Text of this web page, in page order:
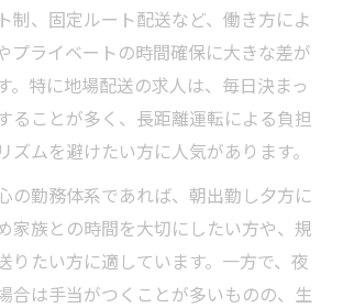
制、固定ルート配送など、働き方によ
プライベートの時間確保に大きな差が
。特に地場配送の求人は、毎日決まっ
ることが多く、長距離運転による負担
ズムを避けたい方に人気があります。
の勤務体系であれば、朝出勤し夕方に
家族との時間を大切にしたい方や、規
りたい方に適しています。一方で、夜
合は手当がつくことが多いものの、生